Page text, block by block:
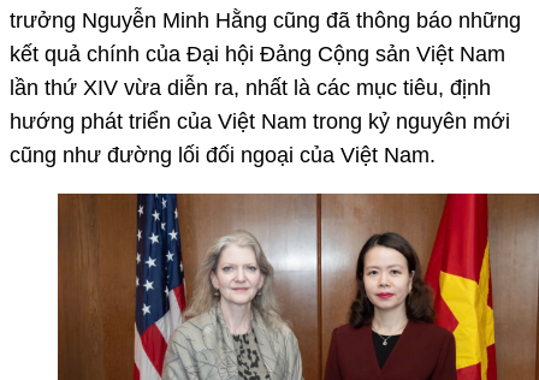
trưởng Nguyễn Minh Hằng cũng đã thông báo những
kết quả chính của Đại hội Đảng Cộng sản Việt Nam
lần thứ XIV vừa diễn ra, nhất là các mục tiêu, định
hướng phát triển của Việt Nam trong kỷ nguyên mới
cũng như đường lối đối ngoại của Việt Nam.